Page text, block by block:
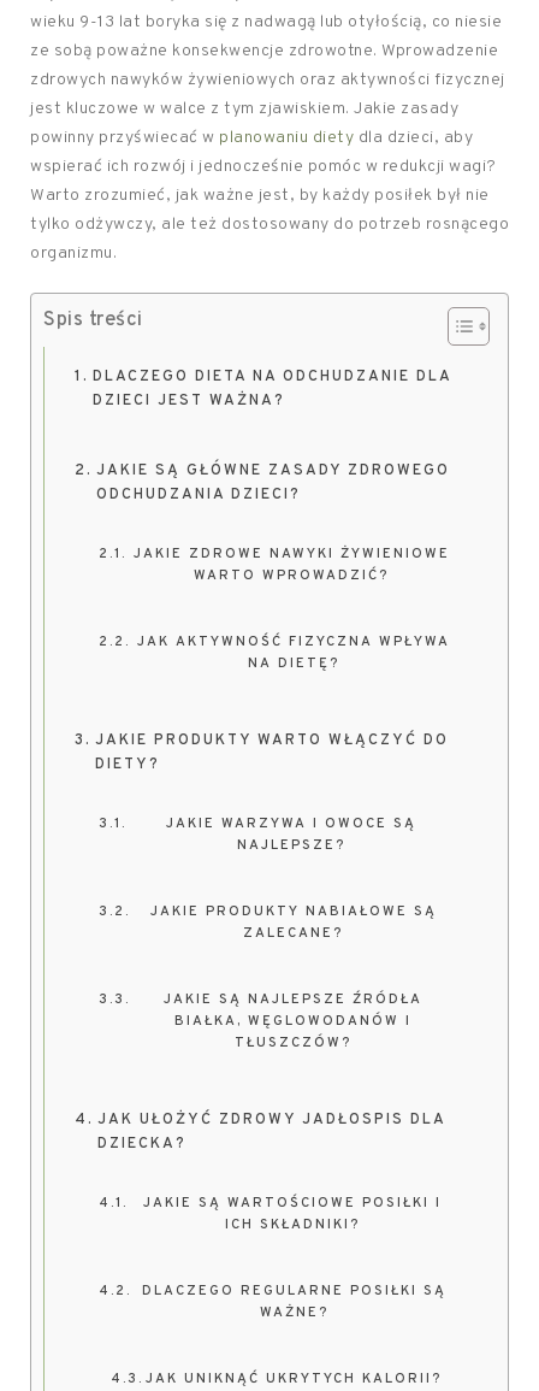
wieku 9-13 lat boryka się z nadwagą lub otyłością, co niesie
ze sobą poważne konsekwencje zdrowotne. Wprowadzenie
zdrowych nawyków żywieniowych oraz aktywności fizycznej
jest kluczowe w walce z tym zjawiskiem. Jakie zasady
powinny przyświecać w planowaniu diety dla dzieci, aby
wspierać ich rozwój i jednocześnie pomóc w redukcji wagi?
Warto zrozumieć, jak ważne jest, by każdy posiłek był nie
tylko odżywczy, ale też dostosowany do potrzeb rosnącego
organizmu.
Spis treści
DLACZEGO DIETA NA ODCHUDZANIE DLA
DZIECI JEST WAŻNA?
JAKIE SĄ GŁÓWNE ZASADY ZDROWEGO
ODCHUDZANIA DZIECI?
JAKIE ZDROWE NAWYKI ŻYWIENIOWE
WARTO WPROWADZIĆ?
JAK AKTYWNOŚĆ FIZYCZNA WPŁYWA
NA DIETĘ?
JAKIE PRODUKTY WARTO WŁĄCZYĆ DO
DIETY?
JAKIE WARZYWA I OWOCE SĄ
NAJLEPSZE?
JAKIE PRODUKTY NABIAŁOWE SĄ
ZALECANE?
JAKIE SĄ NAJLEPSZE ŹRÓDŁA
BIAŁKA, WĘGLOWODANÓW I
TŁUSZCZÓW?
JAK UŁOŻYĆ ZDROWY JADŁOSPIS DLA
DZIECKA?
JAKIE SĄ WARTOŚCIOWE POSIŁKI I
ICH SKŁADNIKI?
DLACZEGO REGULARNE POSIŁKI SĄ
WAŻNE?
JAK UNIKNĄĆ UKRYTYCH KALORII?